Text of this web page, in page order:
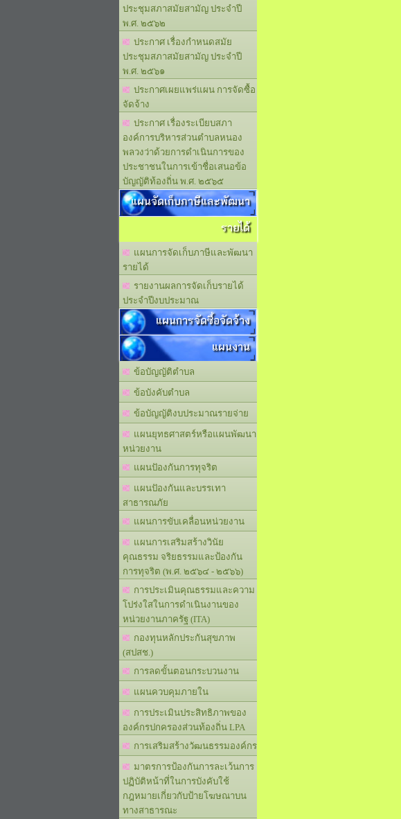
ประชุมสภาสมัยสามัญ ประจำปี
พ.ศ. ๒๕๖๒
ประกาศ เรื่องกำหนดสมัย
ประชุมสภาสมัยสามัญ ประจำปี
พ.ศ. ๒๕๖๑
ประกาศเผยแพร่แผน การจัดซื้อ
จัดจ้าง
ประกาศ เรื่องระเบียบสภา
องค์การบริหารส่วนตำบลหนอง
พลวงว่าด้วยการดำเนินการของ
ประชาชนในการเข้าชื่อเสนอข้อ
บัญญัติท้องถิ่น พ.ศ. ๒๕๖๕
แผนจัดเก็บภาษีและพัฒนา
รายได้
แผนการจัดเก็บภาษีและพัฒนา
รายได้
รายงานผลการจัดเก็บรายได้
ประจำปีงบประมาณ
แผนการจัดซื้อจัดจ้าง
แผนงาน
ข้อบัญญัติตำบล
ข้อบังคับตำบล
ข้อบัญญัติงบประมาณรายจ่าย
แผนยุทธศาสตร์หรือแผนพัฒนา
หน่วยงาน
แผนปัองกันการทุจริต
แผนปัองกันและบรรเทา
สาธารณภัย
แผนการขับเคลื่อนหน่วยงาน
แผนการเสริมสร้างวินัย
คุณธรรม จริยธรรมและป้องกัน
การทุจริต (พ.ศ. ๒๕๖๔ - ๒๕๖๖)
การประเมินคุณธรรมและความ
โปร่งใสในการดำเนินงานของ
หน่วยงานภาครัฐ (ITA)
กองทุนหลักประกันสุขภาพ
(สปสช.)
การลดขั้นตอนกระบวนงาน
แผนควบคุมภายใน
การประเมินประสิทธิภาพของ
องค์กรปกครองส่วนท้องถิ่น LPA
การเสริมสร้างวัฒนธรรมองค์กร
มาตรการป้องกันการละเว้นการ
ปฏิบัติหน้าที่ในการบังคับใช้
กฎหมายเกี่ยวกับป้ายโฆษณาบน
ทางสาธารณะ